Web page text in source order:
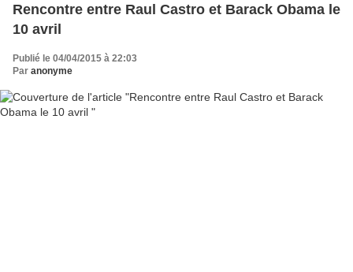
Rencontre entre Raul Castro et Barack Obama le
10 avril
Publié le 04/04/2015 à 22:03
Par anonyme